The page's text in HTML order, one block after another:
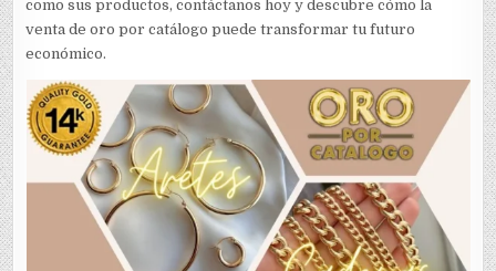
como sus productos, contáctanos hoy y descubre cómo la
venta de oro por catálogo puede transformar tu futuro
económico.